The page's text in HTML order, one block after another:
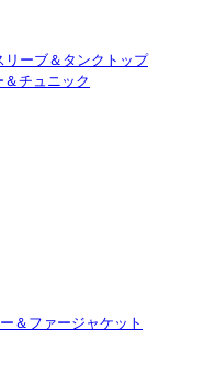
リーブ＆タンクトップ
＆チュニック
＆ファージャケット